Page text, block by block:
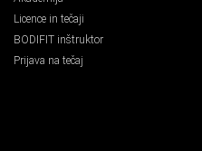
Licence in tečaji
BODIFIT inštruktor
Prijava na tečaj